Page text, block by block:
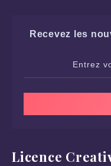
Recevez les
Licence